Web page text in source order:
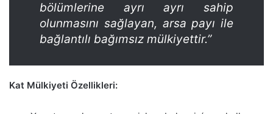
bölümlerine ayrı ayrı sahip
olunmasını sağlayan, arsa payı ile
bağlantılı bağımsız mülkiyettir.”
Kat Mülkiyeti Özellikleri: